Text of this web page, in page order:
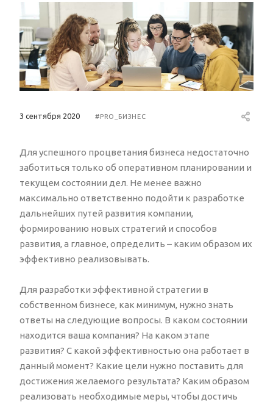
3 сентября 2020 #PRO_БИЗНЕС
Для успешного процветания бизнеса недостаточно
заботиться только об оперативном планировании и
текущем состоянии дел. Не менее важно
максимально ответственно подойти к разработке
дальнейших путей развития компании,
формированию новых стратегий и способов
развития, а главное, определить – каким образом их
эффективно реализовывать.
Для разработки эффективной стратегии в
собственном бизнесе, как минимум, нужно знать
ответы на следующие вопросы. В каком состоянии
находится ваша компания? На каком этапе
развития? С какой эффективностью она работает в
данный момент? Какие цели нужно поставить для
достижения желаемого результата? Каким образом
реализовать необходимые меры, чтобы достичь